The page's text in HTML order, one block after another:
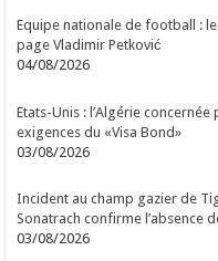
Equipe nationale de football :
page Vladimir Petković
04/08/2026
Etats-Unis : l’Algérie concernée
exigences du «Visa Bond»
03/08/2026
Incident au champ gazier de
Sonatrach confirme l’absence
03/08/2026